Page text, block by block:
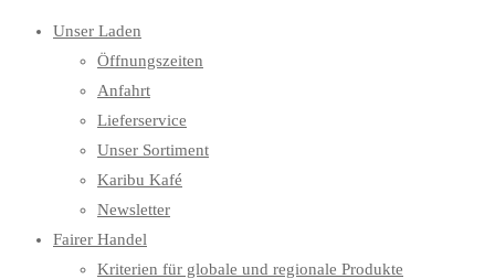
Unser Laden
Öffnungszeiten
Anfahrt
Lieferservice
Unser Sortiment
Karibu Kafé
Newsletter
Fairer Handel
Kriterien für globale und regionale Produkte